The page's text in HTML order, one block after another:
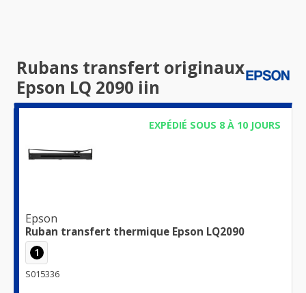
Rubans transfert originaux
Epson LQ 2090 iin
EXPÉDIÉ SOUS 8 À 10 JOURS
Epson
Ruban transfert thermique Epson LQ2090
1
S015336